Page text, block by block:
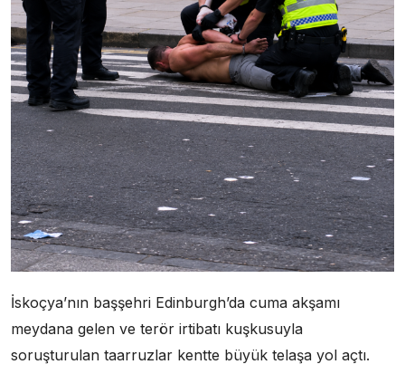
İskoçya’nın başşehri Edinburgh’da cuma akşamı
meydana gelen ve terör irtibatı kuşkusuyla
soruşturulan taarruzlar kentte büyük telaşa yol açtı.